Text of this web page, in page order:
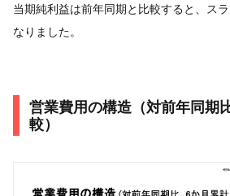
当期純利益は前年同期と比較すると、ス
なりました。
営業費用の構造（対前年同期
較）